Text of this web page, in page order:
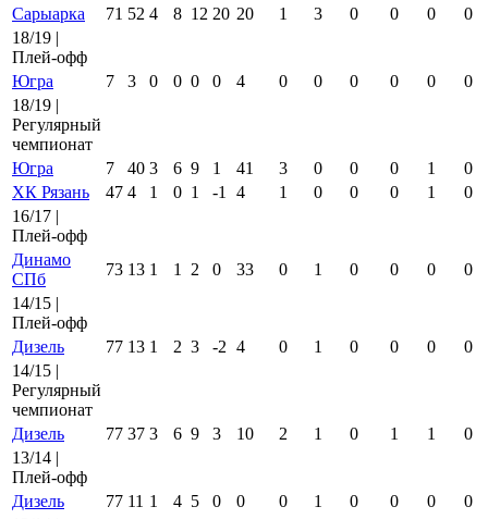
Сарыарка
71 52 4 8 12 20 20 1 3 0 0 0
0
18/19 |
Плей-офф
Югра
7 3 0 0 0 0 4 0 0 0 0 0
0
18/19 |
Регулярный
чемпионат
Югра
7 40 3 6 9 1 41 3 0 0 0 1
0
ХК Рязань
47 4 1 0 1 -1 4 1 0 0 0 1
0
16/17 |
Плей-офф
Динамо
СПб
73 13 1 1 2 0 33 0 1 0 0 0
0
14/15 |
Плей-офф
Дизель
77 13 1 2 3 -2 4 0 1 0 0 0
0
14/15 |
Регулярный
чемпионат
Дизель
77 37 3 6 9 3 10 2 1 0 1 1
0
13/14 |
Плей-офф
Дизель
77 11 1 4 5 0 0 0 1 0 0 0
0